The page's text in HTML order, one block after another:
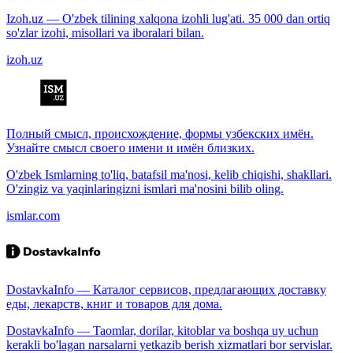
Izoh.uz — O'zbek tilining xalqona izohli lug'ati. 35 000 dan ortiq
so'zlar izohi, misollari va iboralari bilan.
izoh.uz
Полный смысл, происхождение, формы узбекских имён.
Узнайте смысл своего имени и имён близких.
O'zbek Ismlarning to'liq, batafsil ma'nosi, kelib chiqishi, shakllari.
O'zingiz va yaqinlaringizni ismlari ma'nosini bilib oling.
ismlar.com
DostavkaInfo — Каталог сервисов, предлагающих доставку
еды, лекарств, книг и товаров для дома.
DostavkaInfo — Taomlar, dorilar, kitoblar va boshqa uy uchun
kerakli bo'lagan narsalarni yetkazib berish xizmatlari bor servislar.